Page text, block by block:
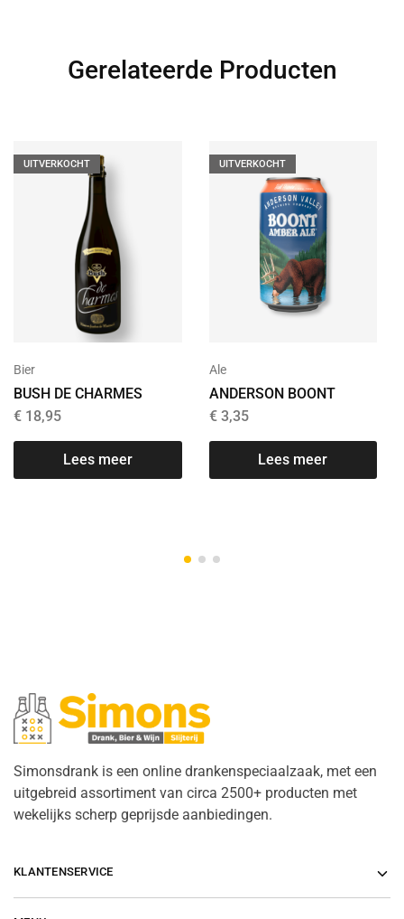
Gerelateerde Producten
UITVERKOCHT
Bier
BUSH DE CHARMES
€ 18,95
Lees meer
UITVERKOCHT
Ale
ANDERSON BOONT
€3,35
Lees meer
Simonsdrank is een online drankenspeciaalzaak, met een
uitgebreid assortiment van circa 2500+ producten met
wekelijks scherp geprijsde aanbiedingen.
KLANTENSERVICE